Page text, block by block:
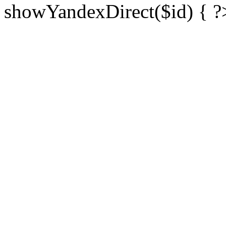
showYandexDirect($id) {